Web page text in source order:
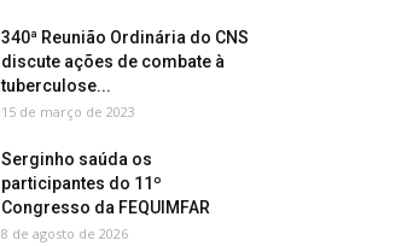
340ª Reunião Ordinária do CNS
discute ações de combate à
tuberculose...
15 de março de 2023
Serginho saúda os
participantes do 11º
Congresso da FEQUIMFAR
8 de agosto de 2026